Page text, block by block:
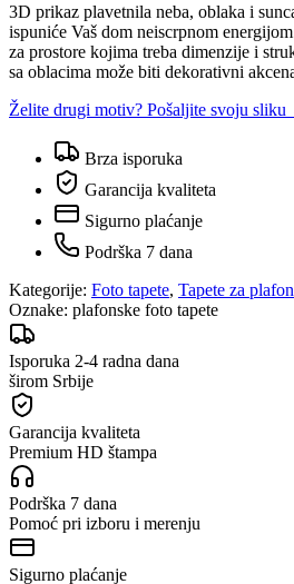
3D prikaz plavetnila neba, oblaka i
ispuniće Vaš dom neiscrpnom
za prostore kojima treba dimenzije i
sa oblacima može biti dekorativni
Želite drugi motiv? Pošaljite svoju
Brza isporuka
Garancija kvaliteta
Sigurno plaćanje
Podrška 7 dana
Kategorije: Foto tapete, Tapete za plafon
Oznake: plafonske foto tapete
Isporuka 2-4 radna dana
širom Srbije
Garancija kvaliteta
Premium HD štampa
Podrška 7 dana
Pomoć pri izboru i merenju
Sigurno plaćanje